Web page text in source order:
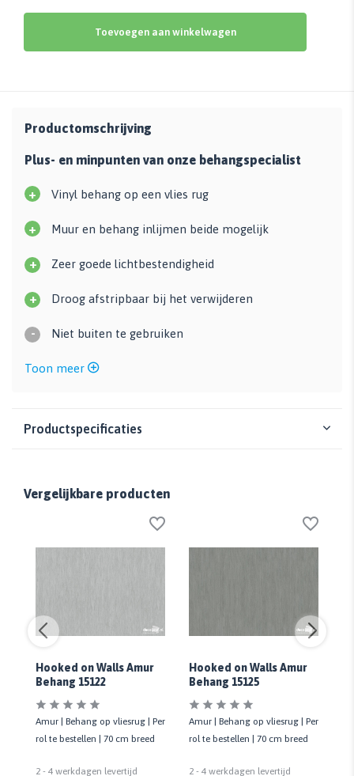
Toevoegen aan winkelwagen
Productomschrijving
Plus- en minpunten van onze behangspecialist
+ Vinyl behang op een vlies rug
+ Muur en behang inlijmen beide mogelijk
+ Zeer goede lichtbestendigheid
+ Droog afstripbaar bij het verwijderen
- Niet buiten te gebruiken
Toon meer
Productspecificaties
Vergelijkbare producten
Hooked on Walls Amur
Behang 15122
Amur | Behang op vliesrug | Per
rol te bestellen | 70 cm breed
2 - 4 werkdagen levertijd
Hooked on Walls Amur
Behang 15125
Amur | Behang op vliesrug | Per
rol te bestellen | 70 cm breed
2 - 4 werkdagen levertijd